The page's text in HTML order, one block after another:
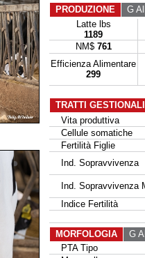
PRODUZIONE
G
Latte lbs
1189
NM$ 761
Efficienza Alimentare
299
TRATTI
Vita produttiva
Cellule somatiche
Fertilità Figlie
Ind. Sopravvivenza
Ind. Sopravvivenza
Indice Fertilità
MORFOLOGIA
G
PTA Tipo